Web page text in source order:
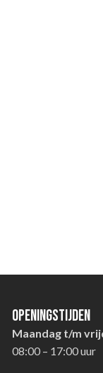
Openingstijden
Maandag t/m
08:00 – 17:00 uur